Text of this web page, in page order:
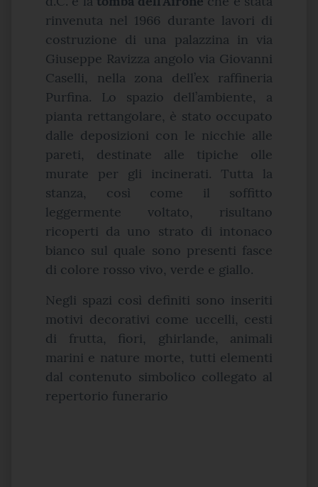
rinvenuta nel 1966 durante lavori di
costruzione di una palazzina in via
Giuseppe Ravizza angolo via Giovanni
Caselli, nella zona dell’ex raffineria
Purfina. Lo spazio dell’ambiente, a
pianta rettangolare, è stato occupato
dalle deposizioni con le nicchie alle
pareti, destinate alle tipiche olle
murate per gli incinerati. Tutta la
stanza, così come il soffitto
leggermente voltato, risultano
ricoperti da uno strato di intonaco
bianco sul quale sono presenti fasce
di colore rosso vivo, verde e giallo.
Negli spazi così definiti sono inseriti
motivi decorativi come uccelli, cesti
di frutta, fiori, ghirlande, animali
marini e nature morte, tutti elementi
dal contenuto simbolico collegato al
repertorio funerario